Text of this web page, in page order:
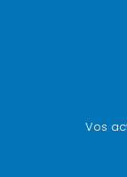
Vos